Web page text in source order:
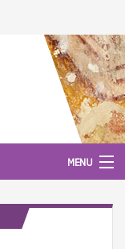
MENU